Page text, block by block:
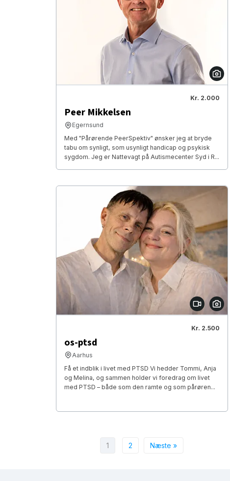
Kr. 2.000
Peer Mikkelsen
Egernsund
Med "Pårørende PeerSpektiv" ønsker jeg at bryde
tabu om synligt, som usynligt handicap og psykisk
sygdom. Jeg er Nattevagt på Autismecenter Syd i R...
Kr. 2.500
os-ptsd
Aarhus
Få et indblik i livet med PTSD Vi hedder Tommi, Anja
og Melina, og sammen holder vi foredrag om livet
med PTSD – både som den ramte og som pårøren...
1 2 Næste »